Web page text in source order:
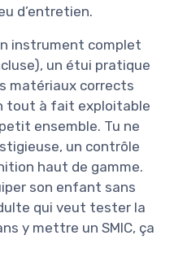
d’entretien.
instrument complet
un étui pratique
matériaux corrects
tout à fait exploitable
ensemble. Tu ne
un contrôle
haut de gamme.
son enfant sans
qui veut tester la
y mettre un SMIC, ça